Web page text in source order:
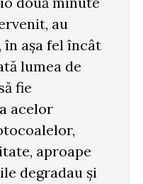
au
în așa fel încât
lumea de
fie
acelor
aproape
degradau și